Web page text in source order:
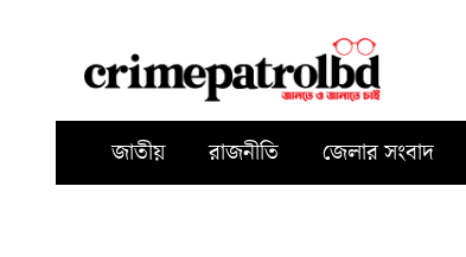
জাতীয় রাজনীতি জেলার সংবাদ